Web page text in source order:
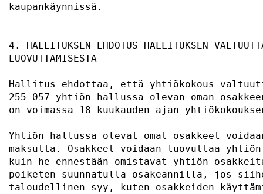
4. HALLITUKSEN EHDOTUS HALLITUKSEN
Hallitus ehdottaa, että yhtiökokous
255 057 yhtiön hallussa olevan oman
on voimassa 18 kuukauden ajan
Yhtiön hallussa olevat omat osakkeet
maksutta. Osakkeet voidaan luovuttaa
kuin he ennestään omistavat yhtiön
poiketen suunnatulla osakeannilla,
taloudellinen syy, kuten osakkeiden